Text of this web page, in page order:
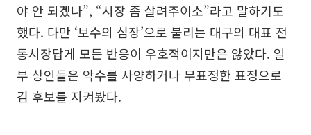
야 안 되겠나”, “시장 좀 살려주이소”라고 말하기도
했다. 다만 ‘보수의 심장’으로 불리는 대구의 대표 전
통시장답게 모든 반응이 우호적이지만은 않았다. 일
부 상인들은 악수를 사양하거나 무표정한 표정으로
김 후보를 지켜봤다.